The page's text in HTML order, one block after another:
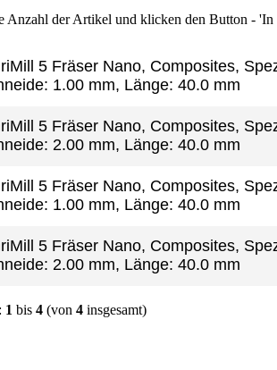
Anzahl der Artikel und klicken den Button - 'In
5 Fräser Nano, Composites,
1.00 mm, Länge: 40.0 mm
5 Fräser Nano, Composites,
2.00 mm, Länge: 40.0 mm
5 Fräser Nano, Composites,
1.00 mm, Länge: 40.0 mm
5 Fräser Nano, Composites,
2.00 mm, Länge: 40.0 mm
1 bis 4 (von 4 insgesamt)